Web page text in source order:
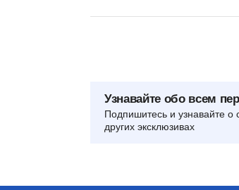
Узнавайте обо всем
Подпишитесь и узнавайте о
других эксклюзивах